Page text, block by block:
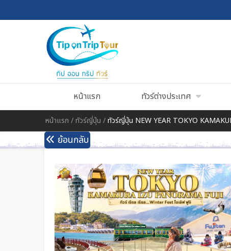
หน้าแรก ทัวร์ต่างประเทศ
หน้าแรก /ทัวร์ญี่ปุ่น /ทัวร์ญี่ปุ่น NEW YEAR TOKYO
ย้อนกลับ